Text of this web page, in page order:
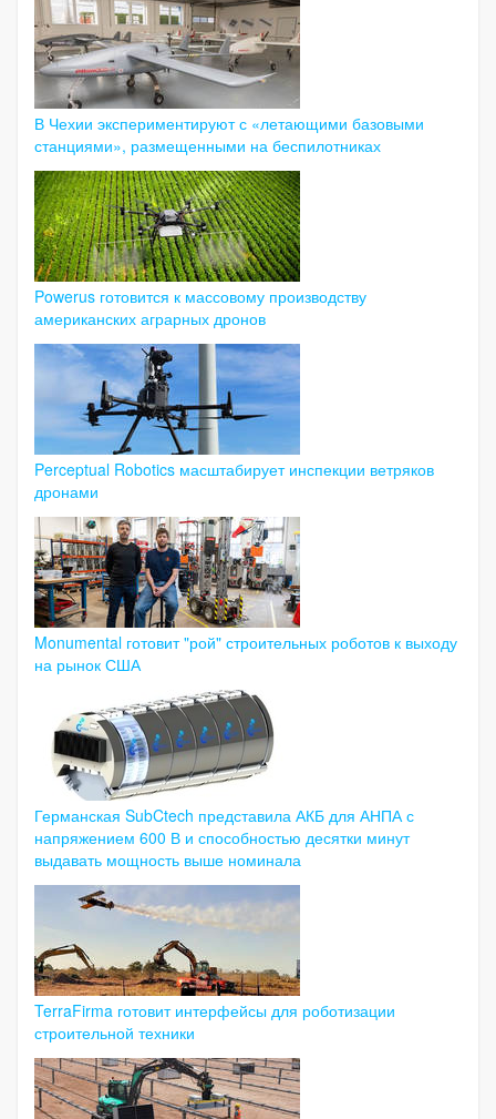
В Чехии экспериментируют с «летающими базовыми
станциями», размещенными на беспилотниках
Powerus готовится к массовому производству
американских аграрных дронов
Perceptual Robotics масштабирует инспекции ветряков
дронами
Monumental готовит "рой" строительных роботов к выходу
на рынок США
Германская SubCtech представила АКБ для АНПА с
напряжением 600 В и способностью десятки минут
выдавать мощность выше номинала
TerraFirma готовит интерфейсы для роботизации
строительной техники